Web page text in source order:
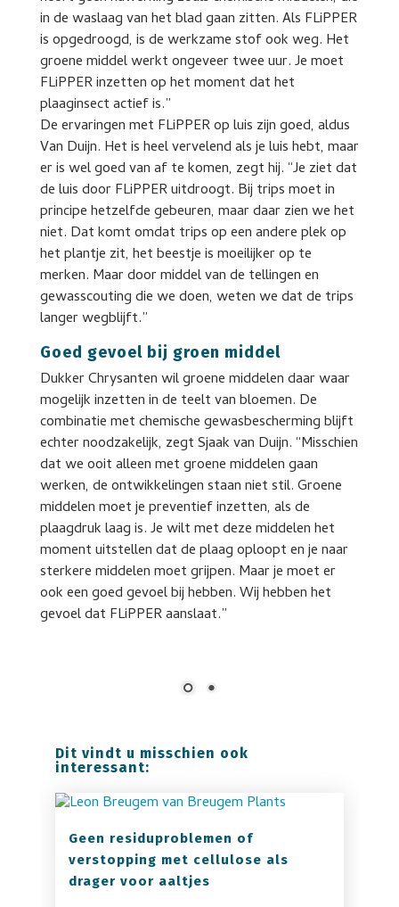
in de waslaag van het blad gaan zitten. Als FLiPPER
is opgedroogd, is de werkzame stof ook weg. Het
groene middel werkt ongeveer twee uur. Je moet
FLiPPER inzetten op het moment dat het
plaaginsect actief is.”
De ervaringen met FLiPPER op luis zijn goed, aldus
Van Duijn. Het is heel vervelend als je luis hebt, maar
er is wel goed van af te komen, zegt hij. “Je ziet dat
de luis door FLiPPER uitdroogt. Bij trips moet in
principe hetzelfde gebeuren, maar daar zien we het
niet. Dat komt omdat trips op een andere plek op
het plantje zit, het beestje is moeilijker op te
merken. Maar door middel van de tellingen en
gewasscouting die we doen, weten we dat de trips
langer wegblijft.”
Goed gevoel bij groen middel
Dukker Chrysanten wil groene middelen daar waar
mogelijk inzetten in de teelt van bloemen. De
combinatie met chemische gewasbescherming blijft
echter noodzakelijk, zegt Sjaak van Duijn. “Misschien
dat we ooit alleen met groene middelen gaan
werken, de ontwikkelingen staan niet stil. Groene
middelen moet je preventief inzetten, als de
plaagdruk laag is. Je wilt met deze middelen het
moment uitstellen dat de plaag oploopt en je naar
sterkere middelen moet grijpen. Maar je moet er
ook een goed gevoel bij hebben. Wij hebben het
gevoel dat FLiPPER aanslaat.”
Sjaak van Duijn tussen de chrysanten: “Je moet
als teler een goed gevoel bij groene middelen
het middel aanslaat.”